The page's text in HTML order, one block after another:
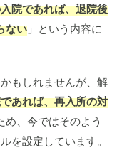
院であれば、退院後
ない 」という内容に
もしれませんが、解
あれば、再入所の対
め、今ではそのよう
を設定しています。